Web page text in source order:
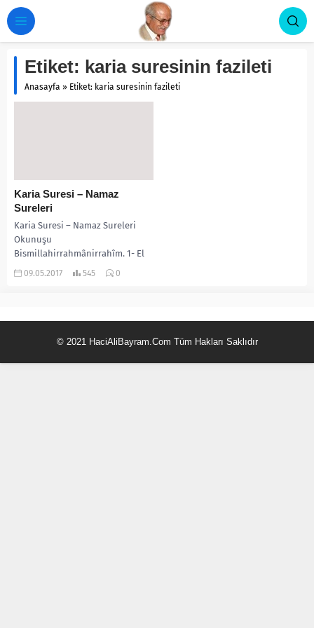
Etiket: karia suresinin fazileti
Anasayfa » Etiket: karia suresinin fazileti
Karia Suresi – Namaz
Sureleri
Karia Suresi – Namaz Sureleri
Okunuşu
Bismillahirrahmânirrahîm. 1- El
kariah 2- Mel kariah 3- Ve ma
09.05.2017 545 0
© 2021 HaciAliBayram.Com Tüm Hakları Saklıdır